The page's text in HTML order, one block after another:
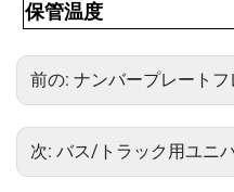
保管温度
前の: ナンバープレート
次: バス/トラック用ユニ